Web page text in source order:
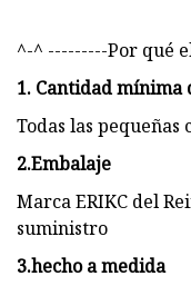
^-^ ---------Por qué
1. Cantidad mínima
Todas las
2.Embalaje
Marca ERIKC del
suministro
3.hecho a medida